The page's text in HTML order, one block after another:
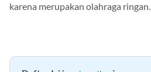
karena merupakan olahraga ringan.